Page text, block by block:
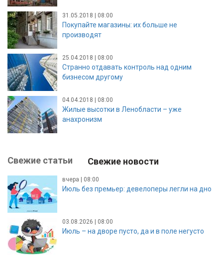
31.05.2018 | 08:00
Покупайте магазины: их больше не
производят
25.04.2018 | 08:00
Странно отдавать контроль над одним
бизнесом другому
04.04.2018 | 08:00
Жилые высотки в Ленобласти – уже
анахронизм
Свежие статьи Свежие новости
вчера | 08:00
Июль без премьер: девелоперы легли на дно
03.08.2026 | 08:00
Июль – на дворе пусто, да и в поле негусто